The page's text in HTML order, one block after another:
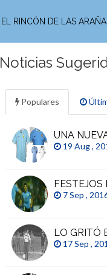
EL RINCÓN DE LAS
Noticias
Populares
UNA
19 Aug ,
FESTEJOS
7 Sep ,
LO GRITÓ
17 Sep ,